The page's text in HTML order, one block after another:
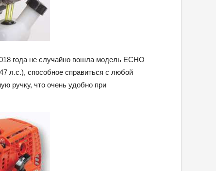
года не случайно вошла модель ECHO
л.с.), способное справиться с любой
ручку, что очень удобно при